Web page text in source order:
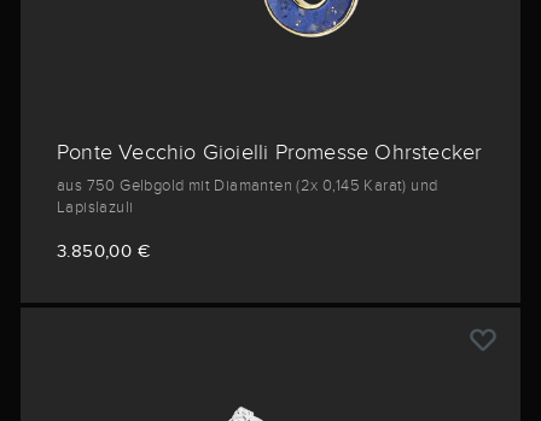
Ponte Vecchio Gioielli Promesse Ohrstecker
aus 750 Gelbgold mit Diamanten (2x 0,145 Karat) und
Lapislazuli
3.850,00 €